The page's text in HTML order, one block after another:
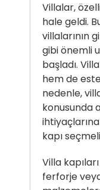
Villalar,
hale geldi.
villalarının
gibi önemli
başladı.
hem de
nedenle,
konusunda
kapı
Villa
ferforje